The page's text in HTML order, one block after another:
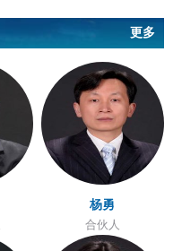
更多
杨勇
合伙人